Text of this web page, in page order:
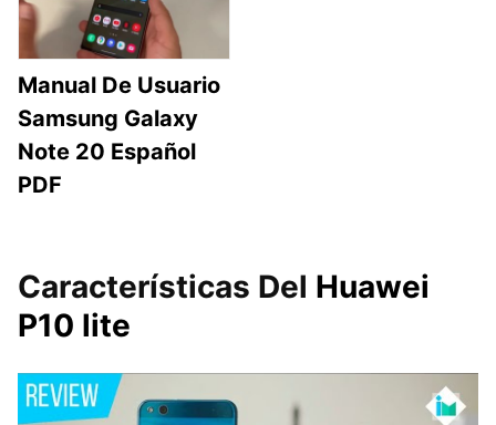
Manual De Usuario
Samsung Galaxy
Note 20 Español
PDF
Características Del Huawei
P10 lite